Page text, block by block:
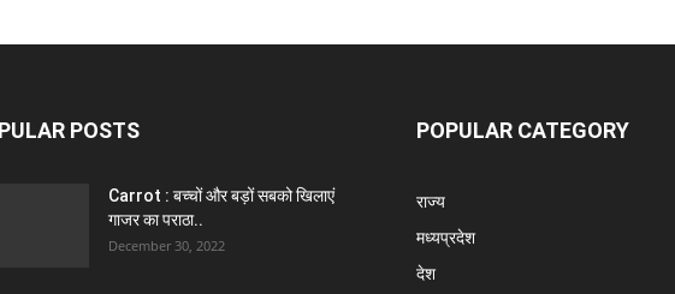
POSTS
Carrot : बच्चों और बड़ों सबको खिलाएं
गाजर का पराठा..
December 30, 2022
POPULAR CATEGORY
राज्‍य
मध्यप्रदेश
देश